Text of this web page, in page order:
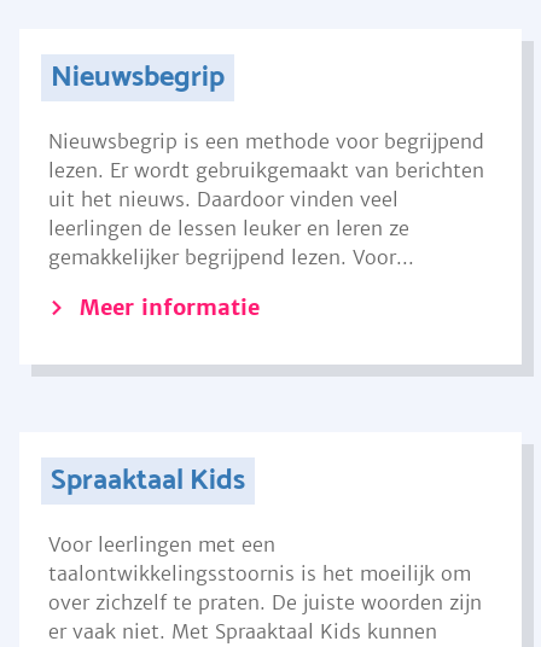
Nieuwsbegrip
Nieuwsbegrip is een methode voor begrijpend
lezen. Er wordt gebruikgemaakt van berichten
uit het nieuws. Daardoor vinden veel
leerlingen de lessen leuker en leren ze
gemakkelijker begrijpend lezen. Voor...
Meer informatie
Spraaktaal Kids
Voor leerlingen met een
taalontwikkelingsstoornis is het moeilijk om
over zichzelf te praten. De juiste woorden zijn
er vaak niet. Met Spraaktaal Kids kunnen